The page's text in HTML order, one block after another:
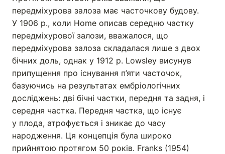
передміхурова залоза має часточкову будову.
У 1906 р., коли Home описав середню частку
передміхурової залози, вважалося, що
передміхурова залоза складалася лише з двох
бічних доль, однак у 1912 р. Lowsley висунув
припущення про існування п’яти часточок,
базуючись на результатах ембріологічних
досліджень: дві бічні частки, передня та задня, і
середня частка. Передня частка, що існує
у плода, атрофується і зникає до часу
народження. Ця концепція була широко
прийнятою протягом 50 років. Franks (1954)